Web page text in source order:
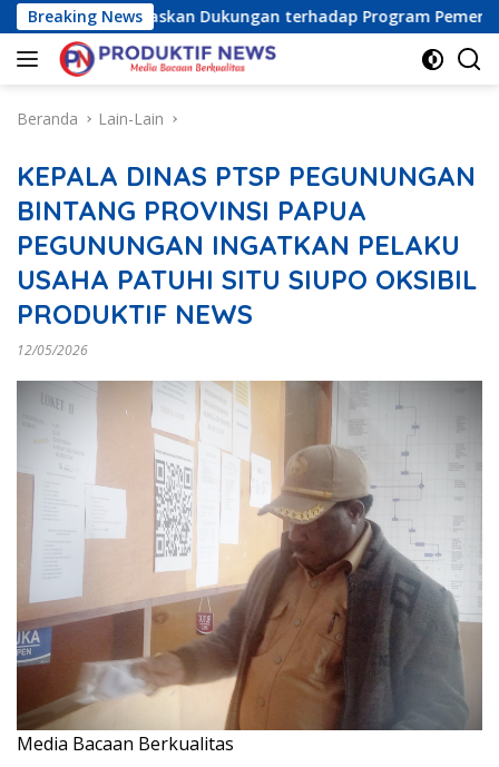
Langsung
ke
konten
Breaking News
Tegaskan Dukungan terhadap Program Pemerintah
Beranda Lain-Lain
KEPALA DINAS PTSP PEGUNUNGAN
BINTANG PROVINSI PAPUA
PEGUNUNGAN INGATKAN PELAKU
USAHA PATUHI SITU SIUPO OKSIBIL
PRODUKTIF NEWS
12/05/2026
Media Bacaan Berkualitas